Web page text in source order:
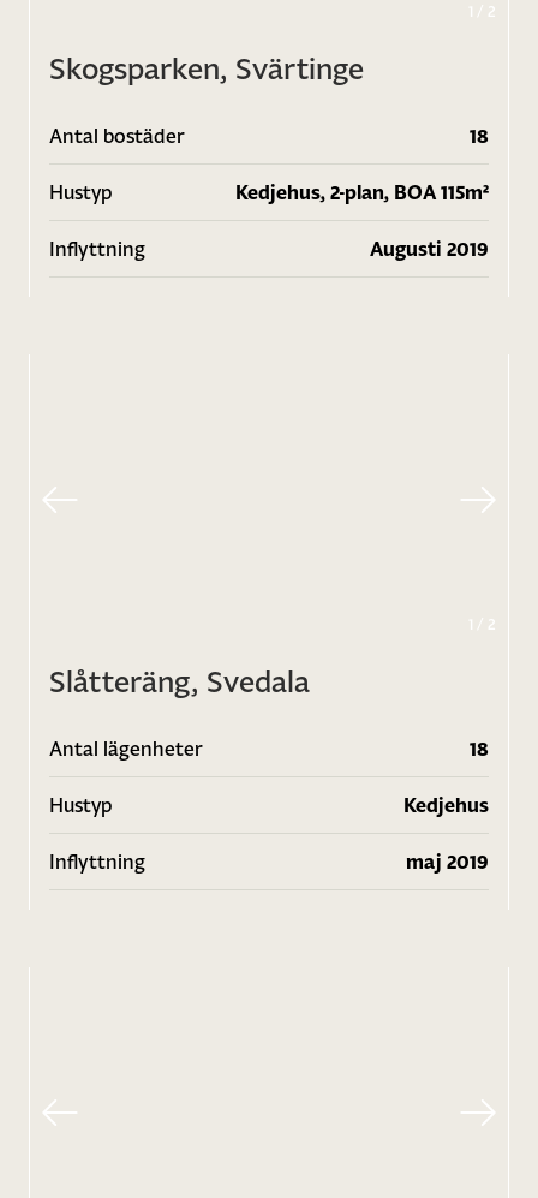
1 / 2
Skogsparken, Svärtinge
Antal bostäder 18
Hustyp Kedjehus, 2-plan, BOA 115m²
Inflyttning Augusti 2019
1 / 2
Slåtteräng, Svedala
Antal lägenheter 18
Hustyp Kedjehus
Inflyttning maj 2019